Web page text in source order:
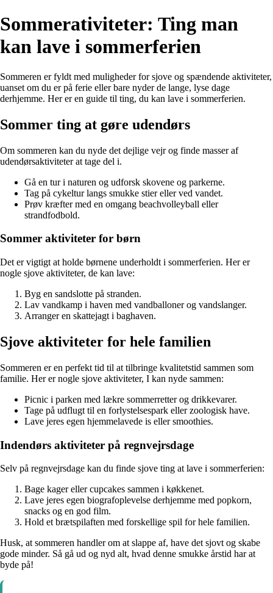
Sommerativiteter: Ting man
kan lave i sommerferien
Sommeren er fyldt med muligheder for sjove og spændende aktiviteter,
uanset om du er på ferie eller bare nyder de lange, lyse dage
derhjemme. Her er en guide til ting, du kan lave i sommerferien.
Sommer ting at gøre udendørs
Om sommeren kan du nyde det dejlige vejr og finde masser af
udendørsaktiviteter at tage del i.
Gå en tur i naturen og udforsk skovene og parkerne.
Tag på cykeltur langs smukke stier eller ved vandet.
Prøv kræfter med en omgang beachvolleyball eller
strandfodbold.
Sommer aktiviteter for børn
Det er vigtigt at holde børnene underholdt i sommerferien. Her er
nogle sjove aktiviteter, de kan lave:
Byg en sandslotte på stranden.
Lav vandkamp i haven med vandballoner og vandslanger.
Arranger en skattejagt i baghaven.
Sjove aktiviteter for hele familien
Sommeren er en perfekt tid til at tilbringe kvalitetstid sammen som
familie. Her er nogle sjove aktiviteter, I kan nyde sammen:
Picnic i parken med lækre sommerretter og drikkevarer.
Tage på udflugt til en forlystelsespark eller zoologisk have.
Lave jeres egen hjemmelavede is eller smoothies.
Indendørs aktiviteter på regnvejrsdage
Selv på regnvejrsdage kan du finde sjove ting at lave i sommerferien:
Bage kager eller cupcakes sammen i køkkenet.
Lave jeres egen biografoplevelse derhjemme med popkorn,
snacks og en god film.
Hold et brætspilaften med forskellige spil for hele familien.
Husk, at sommeren handler om at slappe af, have det sjovt og skabe
gode minder. Så gå ud og nyd alt, hvad denne smukke årstid har at
byde på!